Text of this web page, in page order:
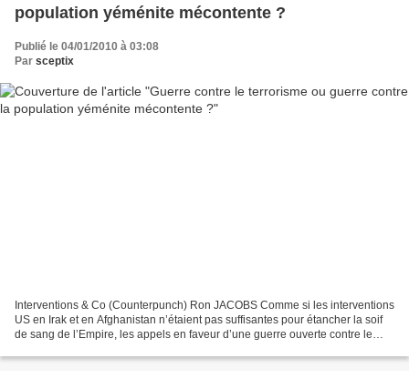
population yéménite mécontente ?
Publié le 04/01/2010 à 03:08
Par sceptix
Interventions & Co (Counterpunch) Ron JACOBS Comme si les interventions
US en Irak et en Afghanistan n’étaient pas suffisantes pour étancher la soif
de sang de l’Empire, les appels en faveur d’une guerre ouverte contre le